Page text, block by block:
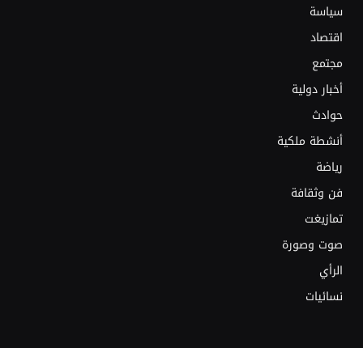
سياسة
اقتصاد
مجتمع
أخبار دولية
حوادث
أنشطة ملكية
رياضة
فن وثقافة
تمازيغت
صوت وصورة
الرأي
نسائيات